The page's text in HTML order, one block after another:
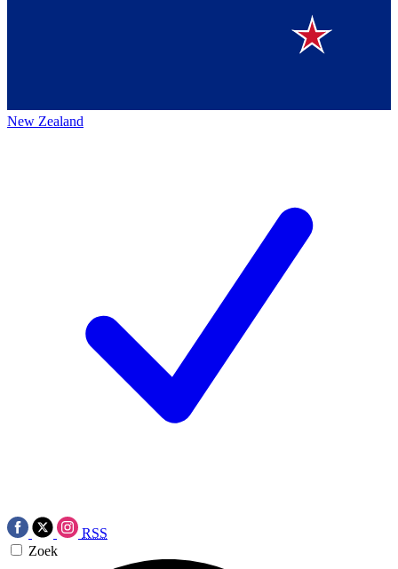
New Zealand
RSS
Zoek